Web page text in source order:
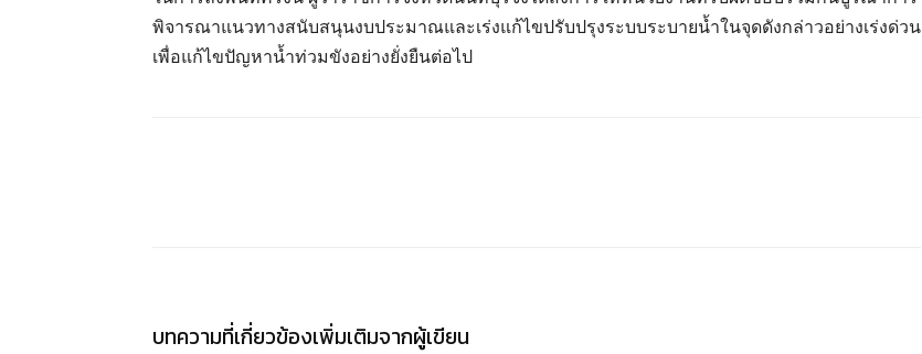
พิจารณาแนวทางสนับสนุนงบประมาณและเร่งแก้ไขปรับปรุงระบบระบายน้ำในจุดดังกล่าวอย่างเร่งด่วน
เพื่อแก้ไขปัญหาน้ำท่วมขังอย่างยั่งยืนต่อไป
บทความที่เกี่ยวข้องเพิ่มเติมจากผู้เขียน